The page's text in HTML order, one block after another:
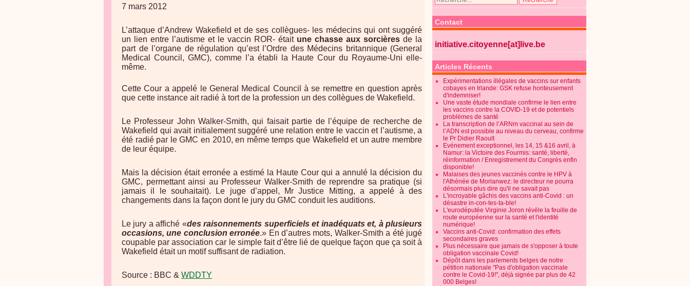
7 mars 2012
L’attaque d’Andrew Wakefield et de ses collègues- les médecins qui ont suggéré
un lien entre l’autisme et le vaccin ROR- était une chasse aux sorcières de la
part de l’organe de régulation qu’est l’Ordre des Médecins britannique (General
Medical Council, GMC), comme l’a établi la Haute Cour du Royaume-Uni elle-
même.
Cette Cour a appelé le General Medical Council à se remettre en question après
que cette instance ait radié à tort de la profession un des collègues de Wakefield.
Le Professeur John Walker-Smith, qui faisait partie de l’équipe de recherche de
Wakefield qui avait initialement suggéré une relation entre le vaccin et l’autisme, a
été radié par le GMC en 2010, en même temps que Wakefield et un autre membre
de leur équipe.
Mais la décision était erronée a estimé la Haute Cour qui a annulé la décision du
GMC, permettant ainsi au Professeur Walker-Smith de reprendre sa pratique (si
jamais il le souhaitait). Le juge d’appel, Mr Justice Mitting, a appelé à des
changements dans la façon dont le jury du GMC conduit les auditions.
Le jury a affiché «des raisonnements superficiels et inadéquats et, à plusieurs
occasions, une conclusion erronée.» En d’autres mots, Walker-Smith a été jugé
coupable par association car le simple fait d’être lié de quelque façon que ça soit à
Wakefield était un motif suffisant de radiation.
Source : BBC & WDDTY
Contact
initiative.citoyenne[at]live.be
Articles Récents
Expérimentations illégales de vaccins sur enfants
cobayes en Irlande: GSK refuse honteusement
d'indemniser!
Une vaste étude mondiale confirme le lien entre
les vaccins contre la COVID-19 et de potentiels
problèmes de santé
La transcription de l’ARNm vaccinal au sein de
l’ADN est possible au niveau du cerveau, confirme
le Pr Didier Raoult
Evénement exceptionnel, les 14, 15 &16 avril, à
Namur: la Victoire des Fourmis: santé, liberté,
réinformation / Enregistrement du Congrès enfin
disponible!
Malaises des jeunes vaccinés contre le HPV à
l'Athénée de Morlanwez: le directeur ne pourra
désormais plus dire qu'il ne savait pas
L'incroyable gâchis des vaccins anti-Covid : un
désastre in-con-tes-ta-ble!
L'eurodéputée Virginie Joron révèle la feuille de
route européenne sur la santé et l'identité
numérique!
Vaccins anti-Covid: confirmation des effets
secondaires graves
Plus nécessaire que jamais de s'opposer à toute
obligation vaccinale Covid!
Dépôt dans les parlements belges de notre
pétition nationale "Pas d'obligation vaccinale
contre le Covid-19!", déjà signée par plus de 42
000 Belges!